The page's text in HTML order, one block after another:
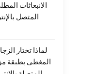
الانبعاثات
المتصل
لماذا تختار
المغطى بطبقة